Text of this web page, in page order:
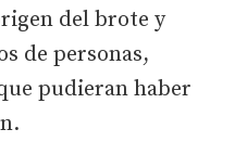
del brote y
de personas,
pudieran haber